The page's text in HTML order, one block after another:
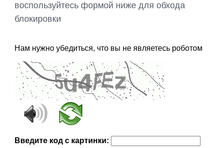
воспользуйтесь формой ниже для обхода
блокировки
Нам нужно убедиться, что вы не являетесь роботом
Введите код с картинки: